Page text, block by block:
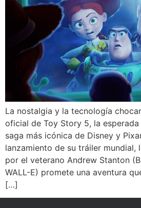
La nostalgia y la tecnología
oficial de Toy Story 5, la
saga más icónica de Disney y
lanzamiento de su tráiler mundial,
por el veterano Andrew Stanton
WALL-E) promete una aventura
[…]